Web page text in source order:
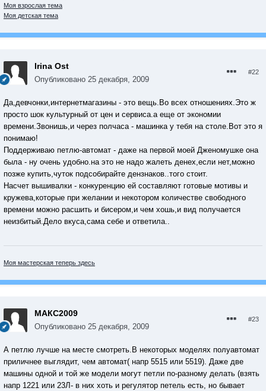
Моя взрослая тема
Моя детская тема
Irina Ost
Опубликовано 25 декабря, 2009
#22
Да,девчонки,интернетмагазины - это вещь.Во всех отношениях.Это ж
просто шок культурный от цен и сервиса.а еще от экономии
времени.Звонишь,и через полчаса - машинка у тебя на столе.Вот это я
понимаю!
Поддерживаю петлю-автомат - даже на первой моей Дженомушке она
была - ну очень удобно.на это не надо жалеть денех,если нет,можно
позже купить,чуток подсобирайте дензнаков..того стоит.
Насчет вышивалки - конкуренцию ей составляют готовые мотивы и
кружева,которые при желании и некотором количестве свободного
времени можно расшить и бисером,и чем хошь,и вид получается
неизбитый.Дело вкуса,сама себе и ответила..
Моя мастерская теперь здесь
МАКС2009
Опубликовано 25 декабря, 2009
#23
А петлю лучше на месте смотреть.В некоторых моделях полуавтомат
приличнее выглядит, чем автомат( напр 5515 или 5519). Даже две
машины одной и той же модели могут петли по-разному делать (взять
напр 1221 или 23Л- в них хоть и регулятор петель есть, но бывает